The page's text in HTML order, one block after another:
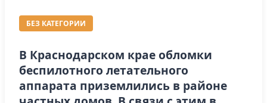
БЕЗ КАТЕГОРИИ
В Краснодарском крае обломки
беспилотного летательного
аппарата приземлились в районе